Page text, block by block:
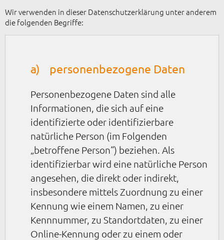
Wir verwenden in dieser Datenschutzerklärung unter anderem
die folgenden Begriffe:
a) personenbezogene Daten
Personenbezogene Daten sind alle
Informationen, die sich auf eine
identifizierte oder identifizierbare
natürliche Person (im Folgenden
„betroffene Person“) beziehen. Als
identifizierbar wird eine natürliche Person
angesehen, die direkt oder indirekt,
insbesondere mittels Zuordnung zu einer
Kennung wie einem Namen, zu einer
Kennnummer, zu Standortdaten, zu einer
Online-Kennung oder zu einem oder